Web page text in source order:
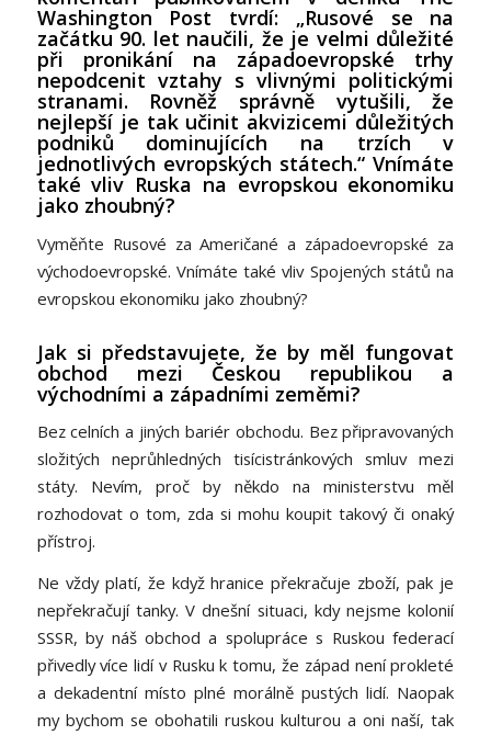
Washington Post tvrdí: „Rusové se na
začátku 90. let naučili, že je velmi důležité
při pronikání na západoevropské trhy
nepodcenit vztahy s vlivnými politickými
stranami. Rovněž správně vytušili, že
nejlepší je tak učinit akvizicemi důležitých
podniků dominujících na trzích v
jednotlivých evropských státech.“ Vnímáte
také vliv Ruska na evropskou ekonomiku
jako zhoubný?
Vyměňte Rusové za Američané a západoevropské za
východoevropské. Vnímáte také vliv Spojených států na
evropskou ekonomiku jako zhoubný?
Jak si představujete, že by měl fungovat
obchod mezi Českou republikou a
východními a západními zeměmi?
Bez celních a jiných bariér obchodu. Bez připravovaných
složitých neprůhledných tisícistránkových smluv mezi
státy. Nevím, proč by někdo na ministerstvu měl
rozhodovat o tom, zda si mohu koupit takový či onaký
přístroj.
Ne vždy platí, že když hranice překračuje zboží, pak je
nepřekračují tanky. V dnešní situaci, kdy nejsme kolonií
SSSR, by náš obchod a spolupráce s Ruskou federací
přivedly více lidí v Rusku k tomu, že západ není prokleté
a dekadentní místo plné morálně pustých lidí. Naopak
my bychom se obohatili ruskou kulturou a oni naší, tak